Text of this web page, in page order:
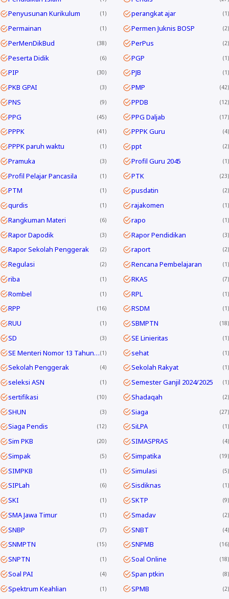
Penyusunan Kurikulum 1 perangkat ajar 1
Permainan 1 Permen Juknis BOSP 2
PerMenDikBud 38 PerPus 2
Peserta Didik 6 PGP 1
PIP 30 PJB 1
PKB GPAI 3 PMP 42
PNS 9 PPDB 12
PPG 45 PPG Daljab 17
PPPK 41 PPPK Guru 4
PPPK paruh waktu 1 ppt 2
Pramuka 3 Profil Guru 2045 1
Profil Pelajar Pancasila 1 PTK 23
PTM 1 pusdatin 2
qurdis 1 rajakomen 1
Rangkuman Materi 6 rapo 1
Rapor Dapodik 3 Rapor Pendidikan 3
Rapor Sekolah Penggerak 2 raport 2
Regulasi 2 Rencana Pembelajaran 1
riba 1 RKAS 7
Rombel 1 RPL 1
RPP 16 RSDM 1
RUU 1 SBMPTN 18
SD 3 SE Linieritas 1
SE Menteri Nomor 13 Tahun 2025 1 sehat 1
Sekolah Penggerak 4 Sekolah Rakyat 1
seleksi ASN 1 Semester Ganjil 2024/2025 1
sertifikasi 10 Shadaqah 2
SHUN 3 Siaga 27
Siaga Pendis 12 SiLPA 1
Sim PKB 20 SIMASPRAS 4
Simpak 5 Simpatika 19
SIMPKB 1 Simulasi 5
SIPLah 6 Sisdiknas 1
SKI 1 SKTP 9
SMA Jawa Timur 1 Smadav 2
SNBP 7 SNBT 4
SNMPTN 15 SNPMB 16
SNPTN 1 Soal Online 18
Soal PAI 4 Span ptkin 8
Spektrum Keahlian 1 SPMB 2